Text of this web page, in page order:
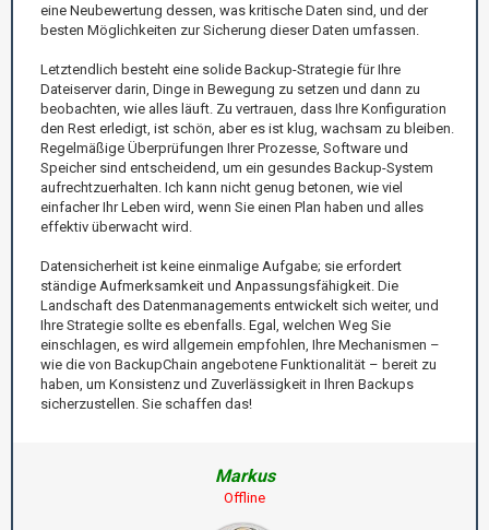
eine Neubewertung dessen, was kritische Daten sind, und der
besten Möglichkeiten zur Sicherung dieser Daten umfassen.
Letztendlich besteht eine solide Backup-Strategie für Ihre
Dateiserver darin, Dinge in Bewegung zu setzen und dann zu
beobachten, wie alles läuft. Zu vertrauen, dass Ihre Konfiguration
den Rest erledigt, ist schön, aber es ist klug, wachsam zu bleiben.
Regelmäßige Überprüfungen Ihrer Prozesse, Software und
Speicher sind entscheidend, um ein gesundes Backup-System
aufrechtzuerhalten. Ich kann nicht genug betonen, wie viel
einfacher Ihr Leben wird, wenn Sie einen Plan haben und alles
effektiv überwacht wird.
Datensicherheit ist keine einmalige Aufgabe; sie erfordert
ständige Aufmerksamkeit und Anpassungsfähigkeit. Die
Landschaft des Datenmanagements entwickelt sich weiter, und
Ihre Strategie sollte es ebenfalls. Egal, welchen Weg Sie
einschlagen, es wird allgemein empfohlen, Ihre Mechanismen –
wie die von BackupChain angebotene Funktionalität – bereit zu
haben, um Konsistenz und Zuverlässigkeit in Ihren Backups
sicherzustellen. Sie schaffen das!
Markus
Offline